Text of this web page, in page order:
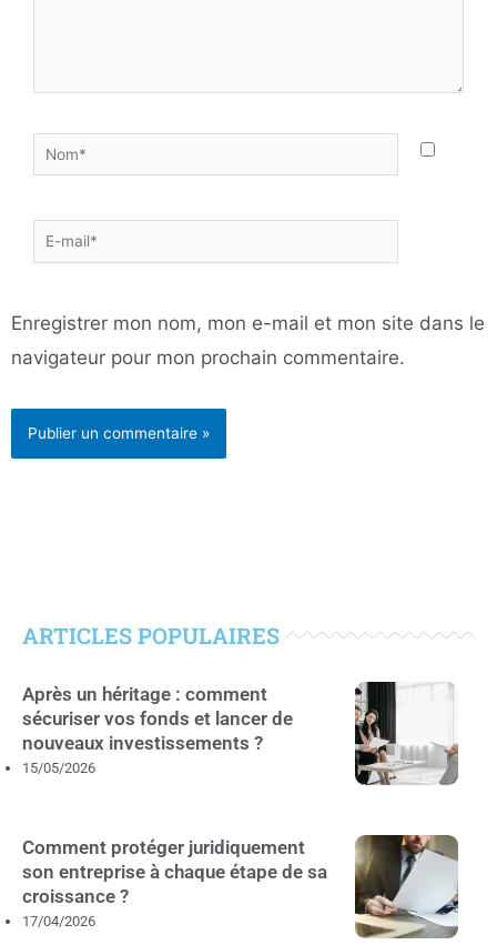
Nom*
E-
mail*
Enregistrer mon nom, mon e-mail et mon site dans le
navigateur pour mon prochain commentaire.
ARTICLES POPULAIRES
Après un héritage : comment
sécuriser vos fonds et lancer de
nouveaux investissements ?
15/05/2026
Comment protéger juridiquement
son entreprise à chaque étape de sa
croissance ?
17/04/2026